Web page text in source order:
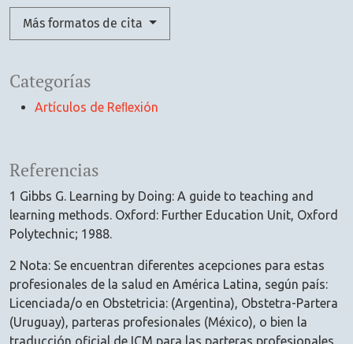
Categorías
Artículos de Reﬂexión
Más formatos de cita
Referencias
1 Gibbs G. Learning by Doing: A guide to teaching and
learning methods. Oxford: Further Education Unit, Oxford
Polytechnic; 1988.
2 Nota: Se encuentran diferentes acepciones para estas
profesionales de la salud en América Latina, según país:
Licenciada/o en Obstetricia: (Argentina), Obstetra-Partera
(Uruguay), parteras profesionales (México), o bien la
traducción oficial de ICM para las parteras profesionales